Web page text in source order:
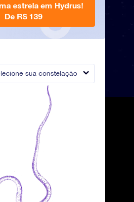
sua constelação
estrela em Hydrus!
De R$ 139